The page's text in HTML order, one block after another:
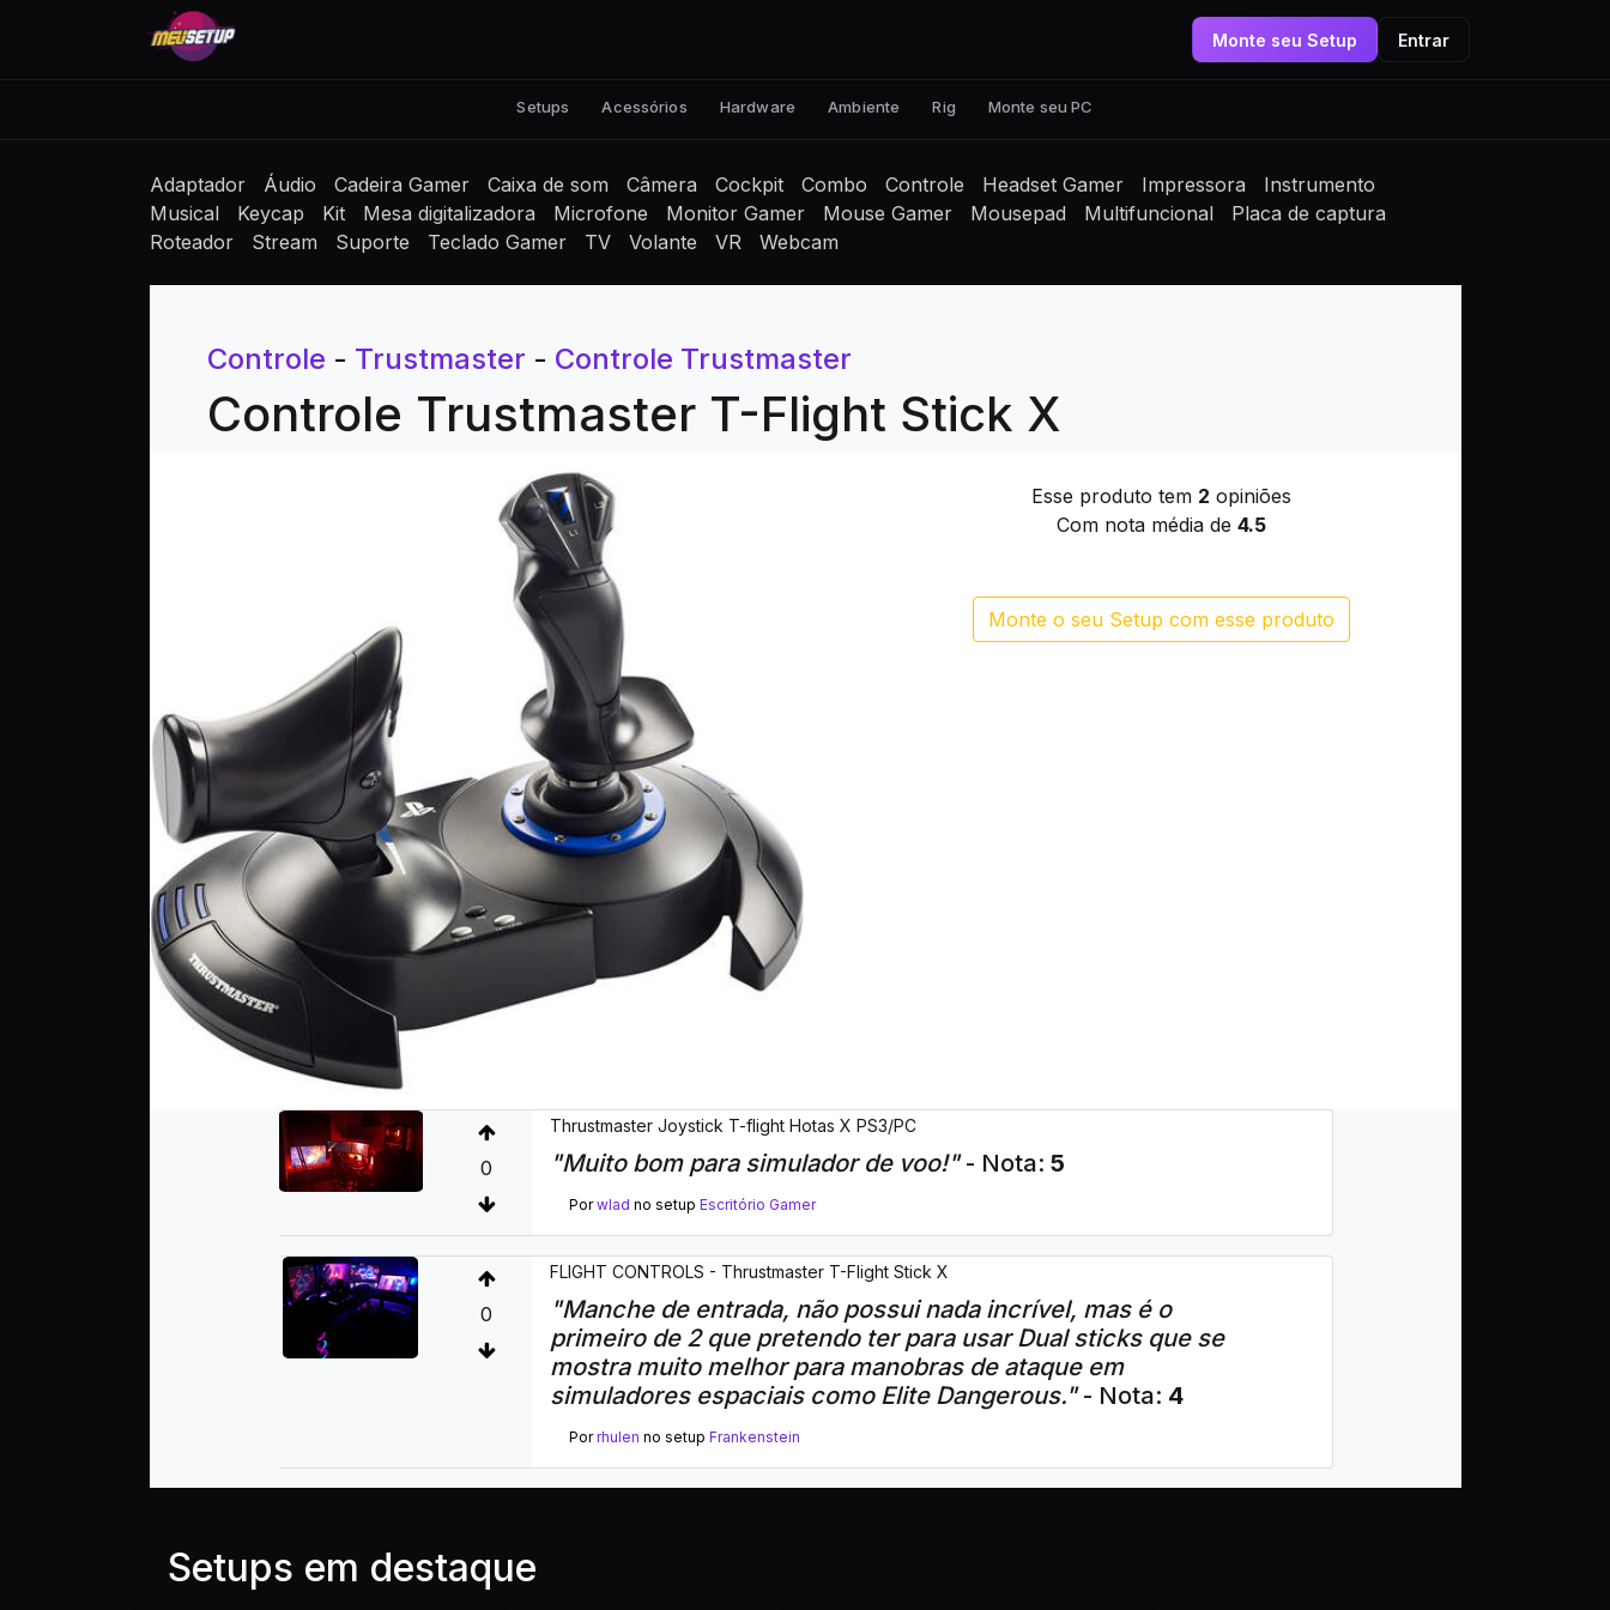
Monte seu Setup Entrar
Setups Acessórios Hardware Ambiente Rig Monte seu PC
Adaptador Áudio Cadeira Gamer Caixa de som Câmera Cockpit Combo Controle Headset Gamer Impressora
Instrumento
Musical
Keycap Kit Mesa digitalizadora Microfone Monitor Gamer Mouse Gamer Mousepad Multifuncional
Placa de captura
Roteador
Stream Suporte Teclado Gamer TV Volante VR Webcam
Controle - Trustmaster - Controle Trustmaster
Controle Trustmaster T-Flight Stick X
Esse produto tem 2 opiniões
Com nota média de4.5
Monte o seu Setup com esse produto
0
Thrustmaster Joystick T-flight Hotas X PS3/PC
"Muito bom para simulador de voo!"- Nota:5
Porwlad no setupEscritório Gamer
0
FLIGHT CONTROLS - Thrustmaster T-Flight Stick X
"Manche de entrada, não possui nada incrível, mas é o
primeiro de 2 que pretendo ter para usar Dual sticks que se
mostra muito melhor para manobras de ataque em
simuladores espaciais como Elite Dangerous."- Nota: 4
Porrhulen no setupFrankenstein
Setups em destaque